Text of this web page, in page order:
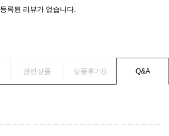
등록된 리뷰가 없습니다.
관련상품 상품후기() Q&A